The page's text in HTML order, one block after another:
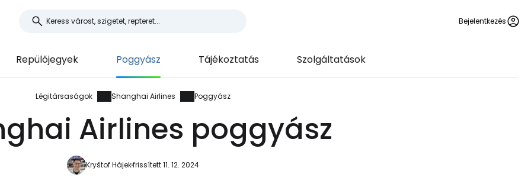
Bejelentkezés
Repülőjegyek Poggyász Tájékoztatás Szolgáltatások
Légitársaságok Shanghai Airlines Poggyász
Airlines poggyász
Kryštof Hájekfrissített 11. 12. 2024